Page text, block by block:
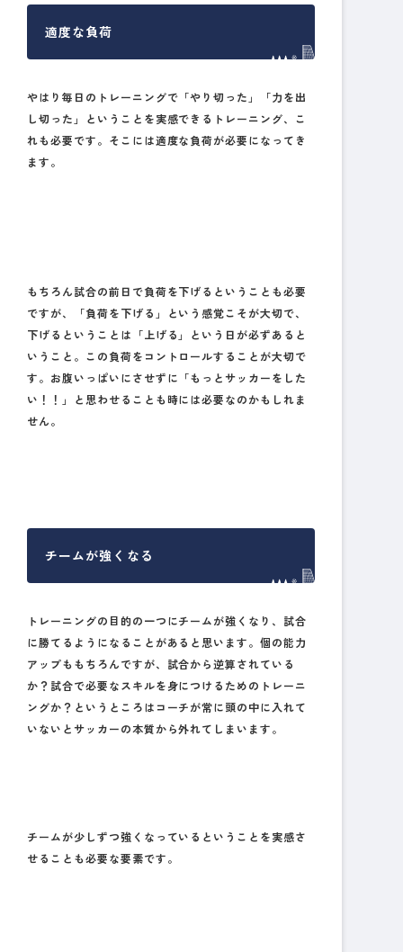
適度な負荷
やはり毎日のトレーニングで「やり切った」「力を出
し切った」ということを実感できるトレーニング、こ
れも必要です。そこには適度な負荷が必要になってき
ます。
もちろん試合の前日で負荷を下げるということも必要
ですが、「負荷を下げる」という感覚こそが大切で、
下げるということは「上げる」という日が必ずあると
いうこと。この負荷をコントロールすることが大切で
す。お腹いっぱいにさせずに「もっとサッカーをした
い！！」と思わせることも時には必要なのかもしれま
せん。
チームが強くなる
トレーニングの目的の一つにチームが強くなり、試合
に勝てるようになることがあると思います。個の能力
アップももちろんですが、試合から逆算されている
か？試合で必要なスキルを身につけるためのトレーニ
ングか？というところはコーチが常に頭の中に入れて
いないとサッカーの本質から外れてしまいます。
チームが少しずつ強くなっているということを実感さ
せることも必要な要素です。